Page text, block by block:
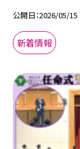
公開日 2026/05/15
新着情報